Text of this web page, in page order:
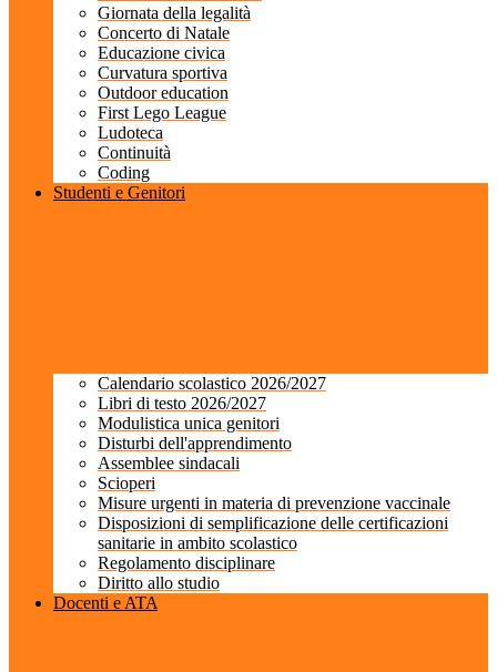
Giornata della legalità
Concerto di Natale
Educazione civica
Curvatura sportiva
Outdoor education
First Lego League
Ludoteca
Continuità
Coding
Studenti e Genitori
Calendario scolastico 2026/2027
Libri di testo 2026/2027
Modulistica unica genitori
Disturbi dell'apprendimento
Assemblee sindacali
Scioperi
Misure urgenti in materia di prevenzione vaccinale
Disposizioni di semplificazione delle certificazioni
sanitarie in ambito scolastico
Regolamento disciplinare
Diritto allo studio
Docenti e ATA